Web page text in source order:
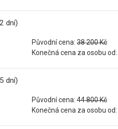
dní)
Původní cena:38 200 Kč
Konečná cena za osobu od:
dní)
Původní cena:44 800 Kč
Konečná cena za osobu od: